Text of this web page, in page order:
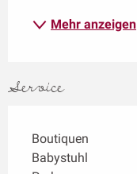
Mehr anzeigen
Service
Boutiquen
Babystuhl